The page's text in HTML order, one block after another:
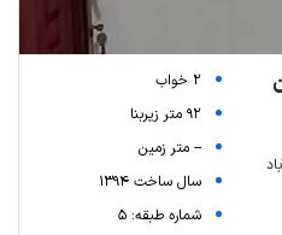
2 خواب
92 متر زیربنا
-- متر زمین
سال ساخت 1394
شماره طبقه: 5